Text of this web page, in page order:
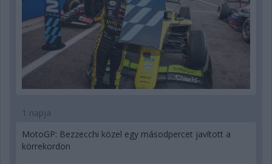
1 napja
MotoGP: Bezzecchi közel egy másodpercet javított a
körrekordon